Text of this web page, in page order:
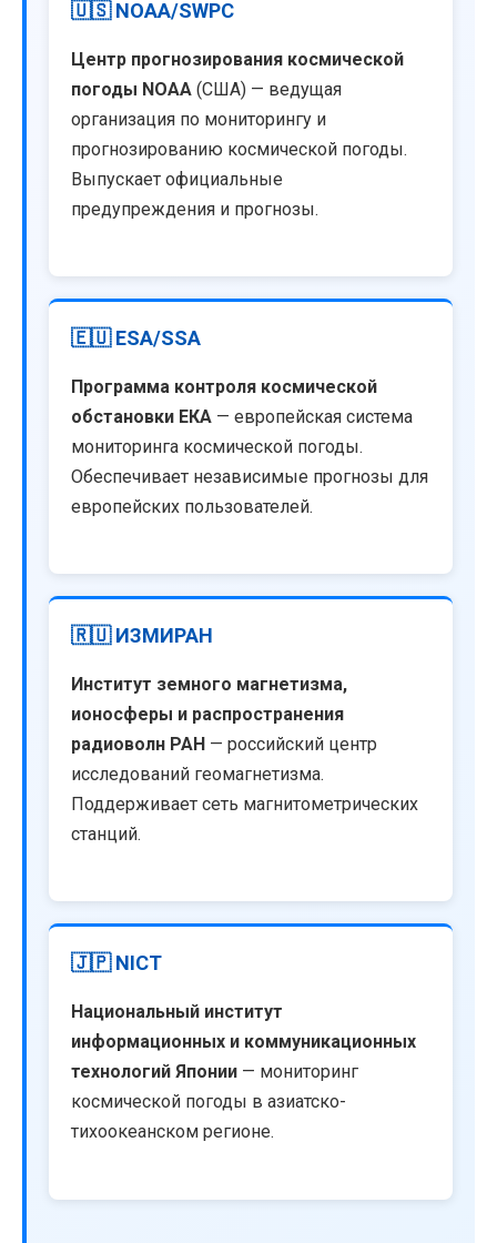
🇺🇸 NOAA/SWPC
Центр прогнозирования космической
погоды NOAA (США) — ведущая
организация по мониторингу и
прогнозированию космической погоды.
Выпускает официальные
предупреждения и прогнозы.
🇪🇺 ESA/SSA
Программа контроля космической
обстановки ЕКА — европейская система
мониторинга космической погоды.
Обеспечивает независимые прогнозы для
европейских пользователей.
🇷🇺 ИЗМИРАН
Институт земного магнетизма,
ионосферы и распространения
радиоволн РАН — российский центр
исследований геомагнетизма.
Поддерживает сеть магнитометрических
станций.
🇯🇵 NICT
Национальный институт
информационных и коммуникационных
технологий Японии — мониторинг
космической погоды в азиатско-
тихоокеанском регионе.